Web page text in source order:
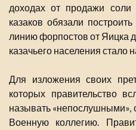
доходах от продажи
казаков обязали
линию форпостов от Яицка
казачьего населения стало
Для изложения своих
которых правительство
называть «непослушными»,
Военную коллегию.